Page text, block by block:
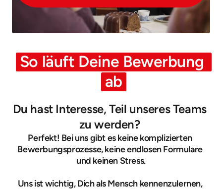
So läuft Deine
ab
Du hast Interesse, Teil unseres Teams
zu werden?
Perfekt! Bei uns gibt es keine komplizierten
Bewerbungsprozesse, keine endlosen Formulare
und keinen Stress.
Uns ist wichtig, Dich als Mensch kennenzulernen,